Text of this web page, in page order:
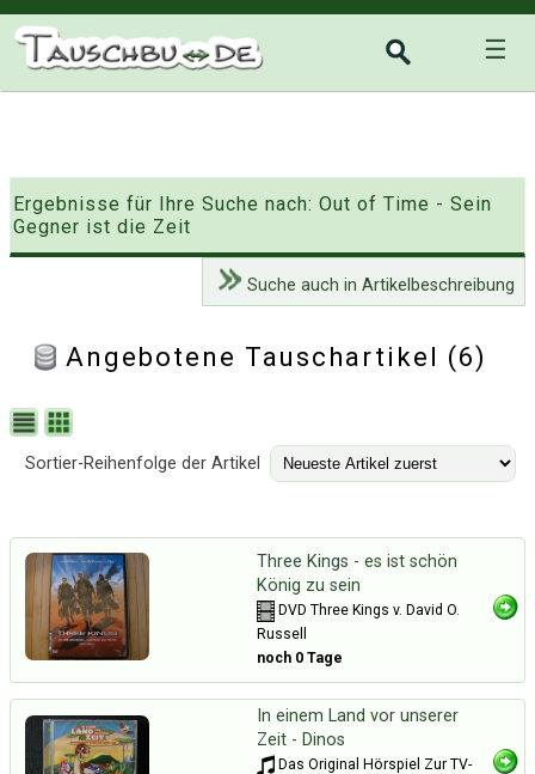
☰
Ergebnisse für Ihre Suche nach: Out of Time - Sein
Gegner ist die Zeit
Suche auch in Artikelbeschreibung
Angebotene Tauschartikel (6)
Sortier-Reihenfolge der Artikel
Three Kings - es ist schön
König zu sein
DVD Three Kings v. David O.
Russell
noch 0 Tage
In einem Land vor unserer
Zeit - Dinos
Das Original Hörspiel Zur TV-